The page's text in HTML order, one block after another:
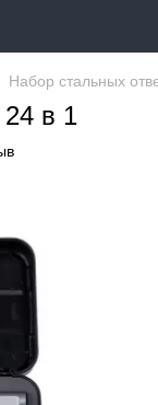
Набор стальных
24 в 1